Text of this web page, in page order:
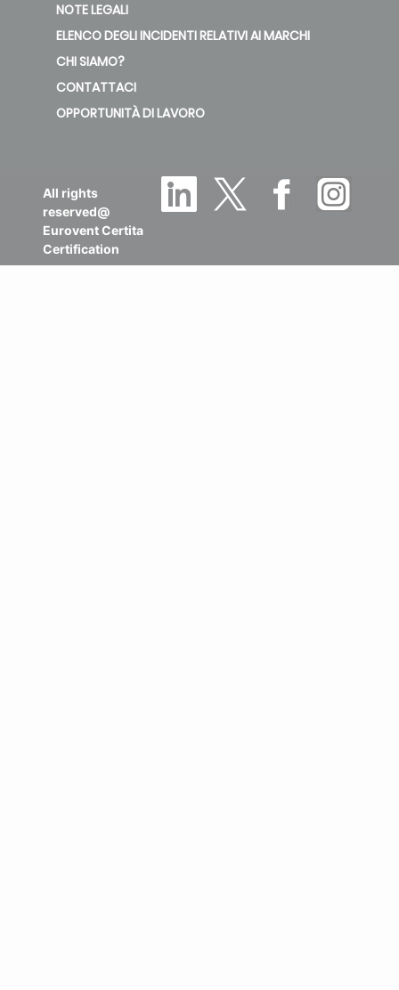
NOTE LEGALI
ELENCO DEGLI INCIDENTI RELATIVI AI MARCHI
CHI SIAMO?
CONTATTACI
OPPORTUNITÀ DI LAVORO
All rights
reserved@
Eurovent Certita
Certification